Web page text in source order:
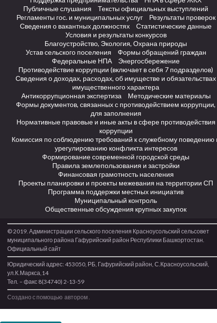
Публичные слушания
Тексты официальных выступлений
Регламенты гос. и муниципальных услуг
Результаты проверок
Сведения о вакантных должностях
Статистические данные
Условия и результаты конкурсов
Благоустройство, Экология, Охрана природы
Устав сельского поселения
Формы обращений граждан
Федеральные НПА
Энергосбережение
Противодействие коррупции (включает в себя 7 подразделов)
Сведения о доходах, расходах, об имуществе и обязательствах
имущественного характера
Антикоррупционная экспертиза
Методические материалы
Формы документов, связанных с противодействием коррупции,
для заполнения
Нормативные правовые и иные акты в сфере противодействия
коррупции
Комиссия по соблюдению требований к служебному поведению
урегулированию конфликта интересов
Формирование современной городской среды
Правила землепользования и застройки
Финансовая грамотность населения
Проекты планировки и проекты межевания на территории СП
Программа поддержки местных инициатив
Муниципальный контроль
Общественные обсуждения крупных закупок
© 2019. Администрации сельского поселения Красноусольский сельсовет
муниципального района Гафурийский район Республики Башкортостан.
Официальный сайт
Юридический адрес: 453050, РБ, Гафурийский район, С.Красноусольский,
ул.К.Маркса,14
Тел. – факс 8(34740) 2-13-59
Создано с помощью автором.